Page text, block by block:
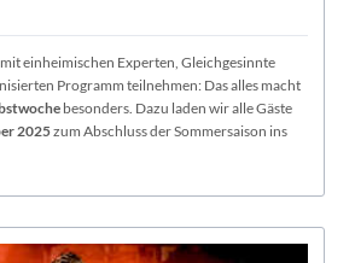
einheimischen Experten, Gleichgesinnte
Programm teilnehmen: Das alles macht
besonders. Dazu laden wir alle Gäste
2025zum Abschluss der Sommersaison ins